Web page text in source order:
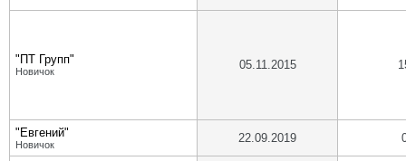
"ПТ Групп"
Новичок 05.11.2015
"Евгений"
Новичок 22.09.2019